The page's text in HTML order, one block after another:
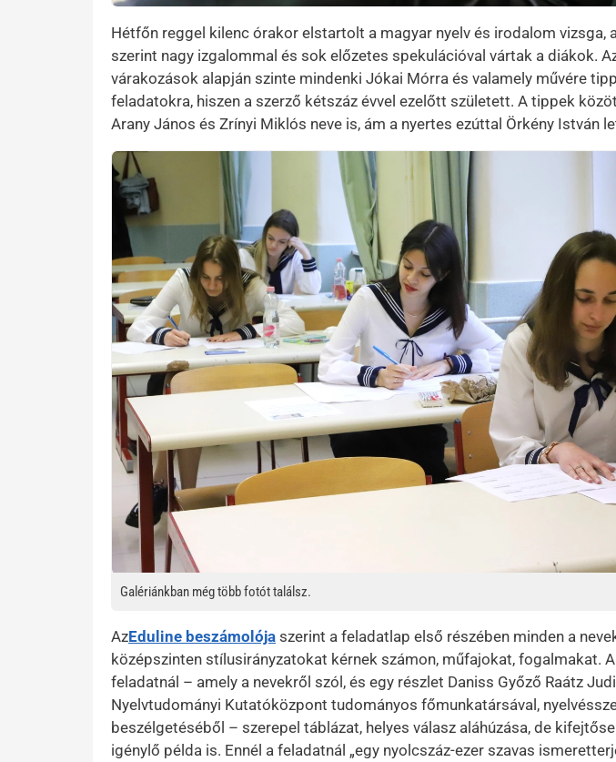
Hétfőn reggel kilenc órakor elstartolt a magyar nyelv és irodalom vizsga,
szerint nagy izgalommal és sok előzetes spekulációval vártak a diákok.
várakozások alapján szinte mindenki Jókai Mórra és valamely művére
feladatokra, hiszen a szerző kétszáz évvel ezelőtt született. A tippek
Arany János és Zrínyi Miklós neve is, ám a nyertes ezúttal Örkény István
Preview Image
Galériánkban még több fotót találsz.
AzEduline beszámolója szerint a feladatlap első részében minden a
középszinten stílusirányzatokat kérnek számon, műfajokat, fogalmakat.
feladatnál – amely a nevekről szól, és egy részlet Daniss Győző Raátz
Nyelvtudományi Kutatóközpont tudományos főmunkatársával,
beszélgetéséből – szerepel táblázat, helyes válasz aláhúzása, de
igénylő példa is. Ennél a feladatnál „egy nyolcszáz-ezer szavas